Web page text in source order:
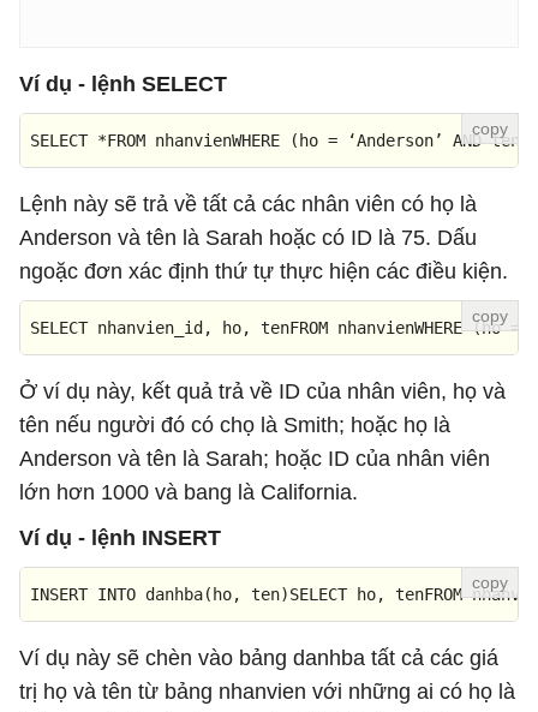
Ví dụ - lệnh SELECT
SELECT *FROM nhanvienWHERE (ho = ‘Anderson’ AND
Lệnh này sẽ trả về tất cả các nhân viên có họ là
Anderson và tên là Sarah hoặc có ID là 75. Dấu
ngoặc đơn xác định thứ tự thực hiện các điều kiện.
SELECT nhanvien_id, ho, tenFROM nhanvienWHERE
Ở ví dụ này, kết quả trả về ID của nhân viên, họ và
tên nếu người đó có chọ là Smith; hoặc họ là
Anderson và tên là Sarah; hoặc ID của nhân viên
lớn hơn 1000 và bang là California.
Ví dụ - lệnh INSERT
INSERT INTO danhba(ho, ten)SELECT ho, tenFROM
Ví dụ này sẽ chèn vào bảng danhba tất cả các giá
trị họ và tên từ bảng nhanvien với những ai có họ là